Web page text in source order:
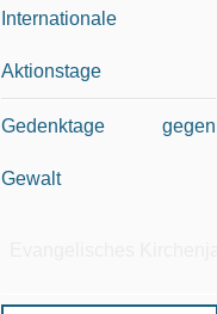
Internationale
Aktionstage
Gedenktage gegen
Gewalt